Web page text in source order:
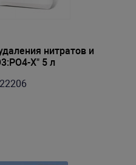
нитратов и
X" 5 л